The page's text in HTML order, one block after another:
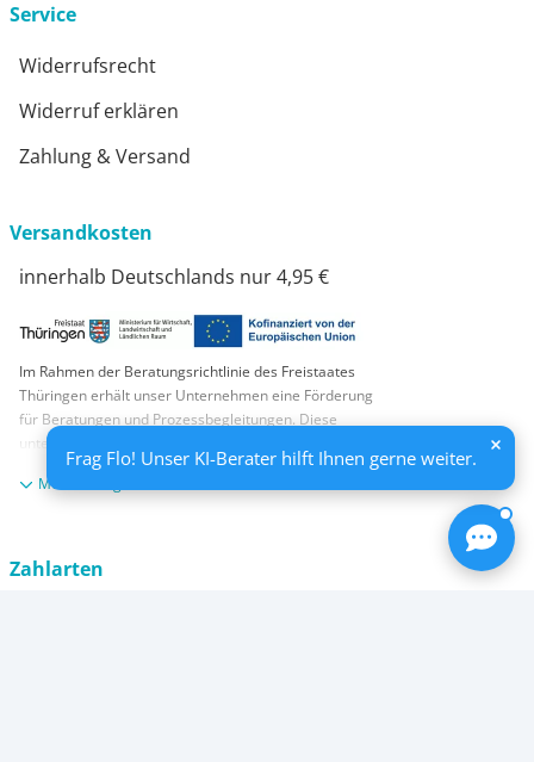
Frag Flo! Unser KI-Berater hilft Ihnen gerne weiter.
Service
Widerrufsrecht
Widerruf erklären
Zahlung & Versand
Versandkosten
innerhalb Deutschlands nur 4,95 €
Im Rahmen der Beratungsrichtlinie des Freistaates
Thüringen erhält unser Unternehmen eine Förderung
für Beratungen und Prozessbegleitungen. Diese
unterstützen Strategien zum Aufbau und zur
nachhaltigen positiven Entwicklung und Sicherung von
KMUs. Die daraus resultierenden Ergebnisse und
aus Mitteln des Europäischen Sozialfonds Plus und
Zahlarten